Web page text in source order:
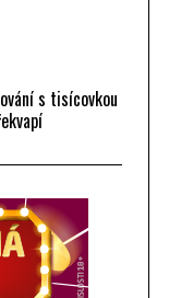
s tisícovkou